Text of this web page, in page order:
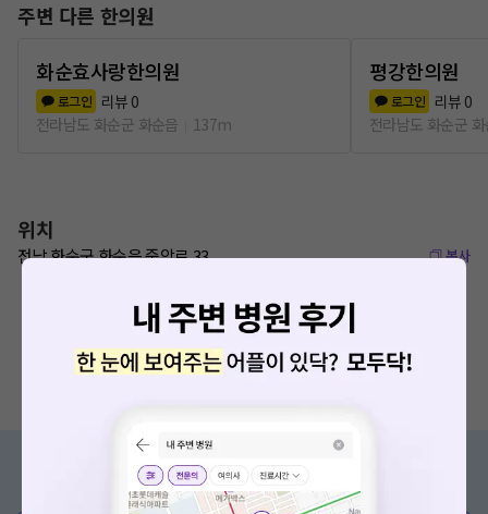
주변 다른 한의원
화순효사랑한의원
로그인 리뷰 0
전라남도 화순군 화순읍
137m
평강한의원
로그인 리뷰 0
전라남도 화순군
위치
전남 화순군 화순읍 중앙로 33 복사
증상/치료, 궁금한 점이 있나요?
의사가 직접 답해드려요!